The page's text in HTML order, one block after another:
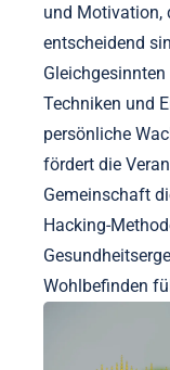
und Motivation,
entscheidend
Techniken und
persönliche
fördert die
Gemeinschaft
Hacking-
Wohlbefinden